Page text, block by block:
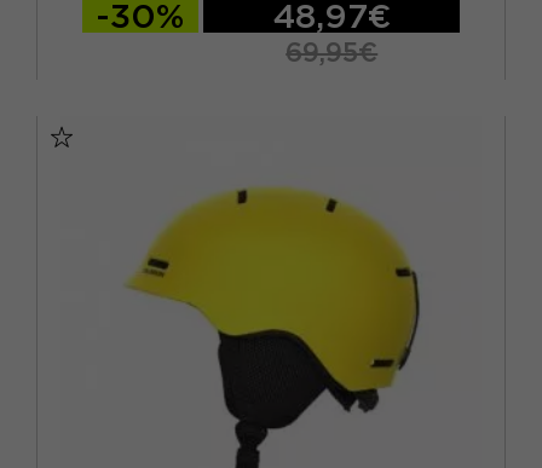
-30% 48,97€
69,95€